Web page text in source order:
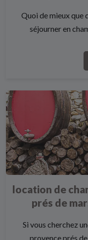
Quoi de mieux que
séjourner en
location de
prés de
Si vous cherchez
provence prés